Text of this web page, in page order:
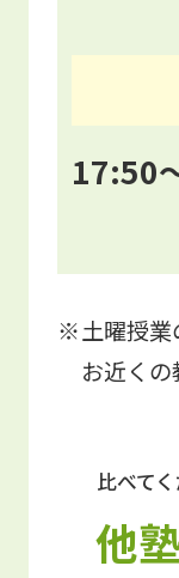
17:50
土曜授
お近くの
比べて
他